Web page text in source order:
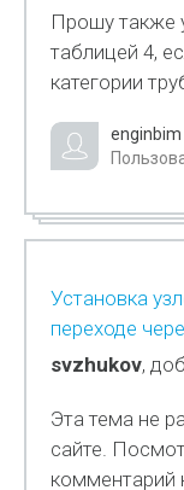
Прошу также
таблицей 4,
категории
enginbim
Установка
переходе
svzhukov,
Эта тема не
сайте.
комментарий